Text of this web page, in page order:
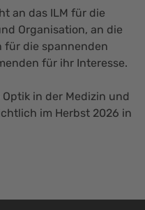
an das ILM für die
Organisation, an die
für die spannenden
für ihr Interesse.
Optik in der Medizin und
im Herbst 2026 in